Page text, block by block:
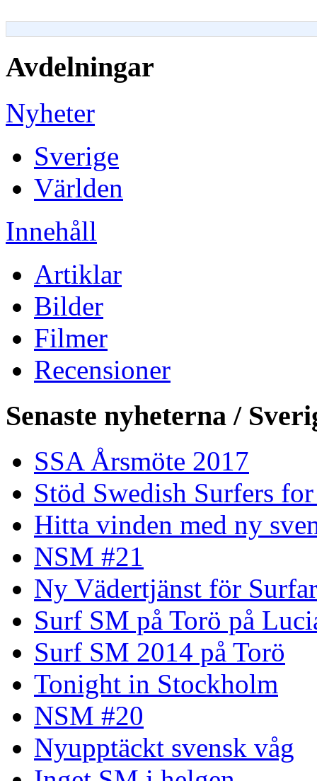
Avdelningar
Nyheter
Sverige
Världen
Innehåll
Artiklar
Bilder
Filmer
Recensioner
Senaste nyheterna /
SSA Årsmöte 2017
Stöd Swedish Surfers
Hitta vinden med ny
NSM #21
Ny Vädertjänst för
Surf SM på Torö på
Surf SM 2014 på Torö
Tonight in Stockholm
NSM #20
Nyupptäckt svensk våg